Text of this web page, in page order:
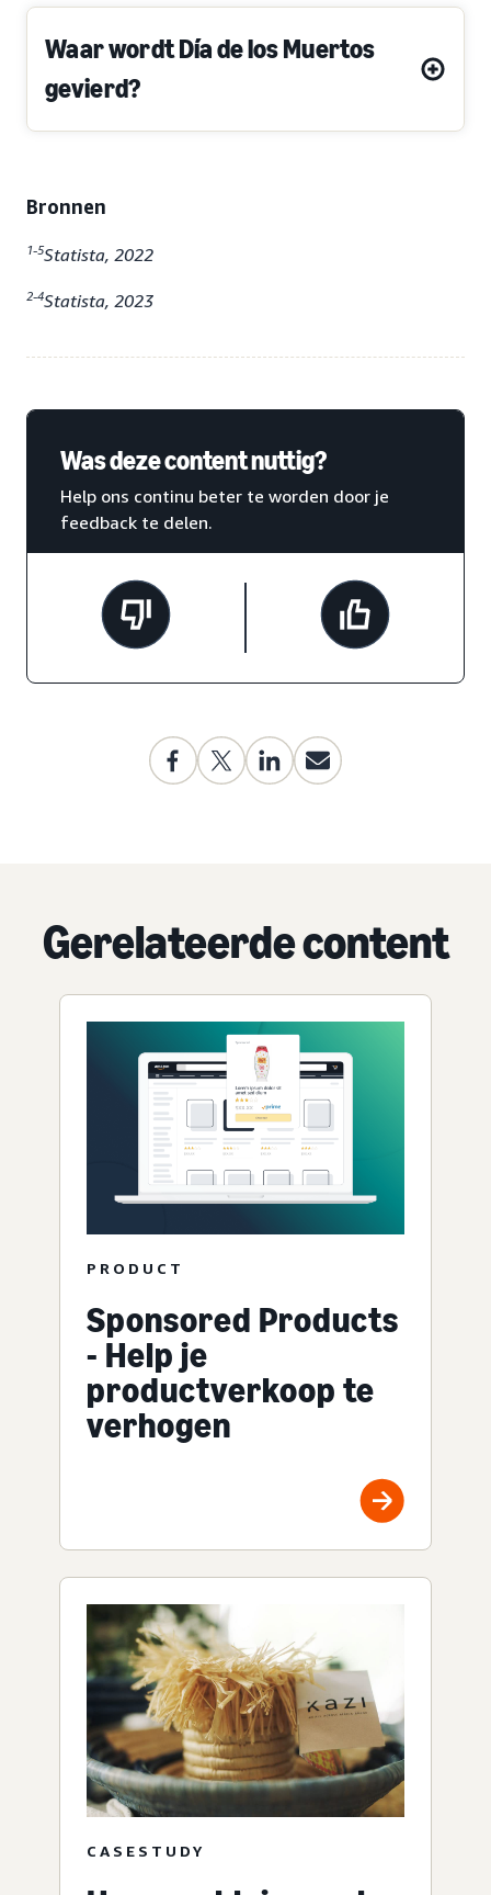
Waar wordt Día de los Muertos
gevierd?
Bronnen
1-5Statista, 2022
2-4Statista, 2023
Was deze content nuttig?
Help ons continu beter te worden door je
feedback te delen.
Gerelateerde content
PRODUCT
Sponsored Products
- Help je
productverkoop te
verhogen
CASESTUDY